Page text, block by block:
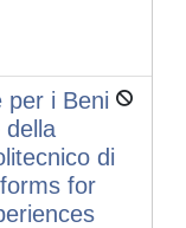
per i Beni
della
di
for